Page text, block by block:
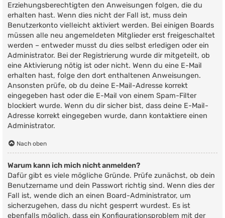
Erziehungsberechtigten den Anweisungen folgen, die du
erhalten hast. Wenn dies nicht der Fall ist, muss dein
Benutzerkonto vielleicht aktiviert werden. Bei einigen Boards
müssen alle neu angemeldeten Mitglieder erst freigeschaltet
werden – entweder musst du dies selbst erledigen oder ein
Administrator. Bei der Registrierung wurde dir mitgeteilt, ob
eine Aktivierung nötig ist oder nicht. Wenn du eine E-Mail
erhalten hast, folge den dort enthaltenen Anweisungen.
Ansonsten prüfe, ob du deine E-Mail-Adresse korrekt
eingegeben hast oder die E-Mail von einem Spam-Filter
blockiert wurde. Wenn du dir sicher bist, dass deine E-Mail-
Adresse korrekt eingegeben wurde, dann kontaktiere einen
Administrator.
Nach oben
Warum kann ich mich nicht anmelden?
Dafür gibt es viele mögliche Gründe. Prüfe zunächst, ob dein
Benutzername und dein Passwort richtig sind. Wenn dies der
Fall ist, wende dich an einen Board-Administrator, um
sicherzugehen, dass du nicht gesperrt wurdest. Es ist
ebenfalls möglich, dass ein Konfigurationsproblem mit der